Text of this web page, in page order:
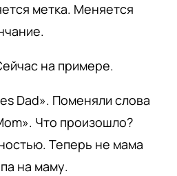
метка. Меняется
на примере.
Dad». Поменяли слова
Что произошло?
Теперь не мама
на маму.